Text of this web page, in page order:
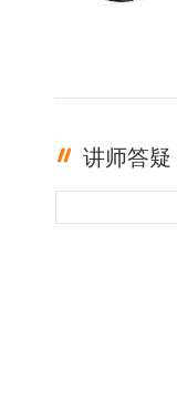
讲师答疑